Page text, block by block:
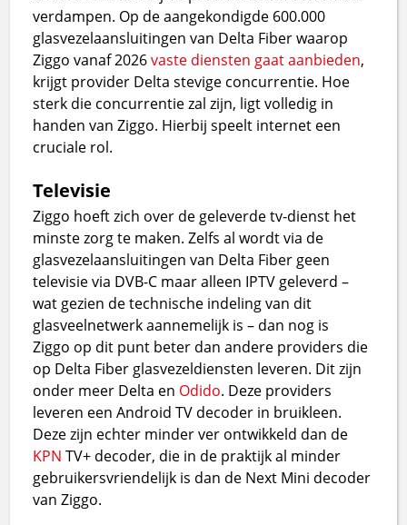
verdampen. Op de aangekondigde 600.000
glasvezelaansluitingen van Delta Fiber waarop
Ziggo vanaf 2026vaste diensten gaat aanbieden,
krijgt provider Delta stevige concurrentie. Hoe
sterk die concurrentie zal zijn, ligt volledig in
handen van Ziggo. Hierbij speelt internet een
cruciale rol.
Televisie
Ziggo hoeft zich over de geleverde tv-dienst het
minste zorg te maken. Zelfs al wordt via de
glasvezelaansluitingen van Delta Fiber geen
televisie via DVB-C maar alleen IPTV geleverd –
wat gezien de technische indeling van dit
glasveelnetwerk aannemelijk is – dan nog is
Ziggo op dit punt beter dan andere providers die
op Delta Fiber glasvezeldiensten leveren. Dit zijn
onder meer Delta en Odido. Deze providers
leveren een Android TV decoder in bruikleen.
Deze zijn echter minder ver ontwikkeld dan de
KPN TV+ decoder, die in de praktijk al minder
gebruikersvriendelijk is dan de Next Mini decoder
van Ziggo.